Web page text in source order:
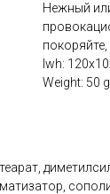
Нежный
lwh:
Weight: 50 g